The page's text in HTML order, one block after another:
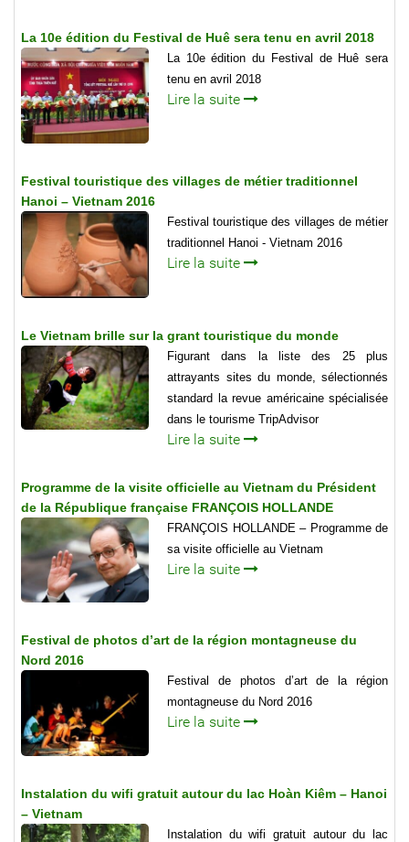
La 10e édition du Festival de Huê sera tenu en avril 2018
La 10e édition du Festival de Huê sera
tenu en avril 2018
Lire la suite
Festival touristique des villages de métier traditionnel
Hanoi – Vietnam 2016
Festival touristique des villages de métier
traditionnel Hanoi - Vietnam 2016
Lire la suite
Le Vietnam brille sur la grant touristique du monde
Figurant dans la liste des 25 plus
attrayants sites du monde, sélectionnés
standard la revue américaine spécialisée
dans le tourisme TripAdvisor
Lire la suite
Programme de la visite officielle au Vietnam du Président
de la République française FRANÇOIS HOLLANDE
FRANÇOIS HOLLANDE – Programme de
sa visite officielle au Vietnam
Lire la suite
Festival de photos d’art de la région montagneuse du
Nord 2016
Festival de photos d’art de la région
montagneuse du Nord 2016
Lire la suite
Instalation du wifi gratuit autour du lac Hoàn Kiêm – Hanoi
– Vietnam
Instalation du wifi gratuit autour du lac